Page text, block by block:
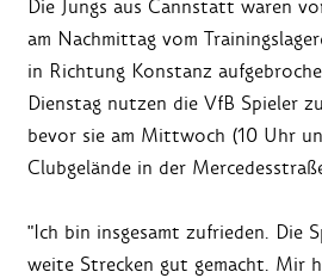
Die Jungs aus Cannstatt waren
am Nachmittag vom
in Richtung Konstanz
Dienstag nutzen die VfB Spieler
bevor sie am Mittwoch (10 Uhr
Clubgelände in der
"Ich bin insgesamt zufrieden. Die
weite Strecken gut gemacht. Mir